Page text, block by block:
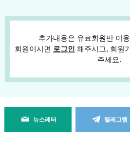
추가내용은 유료회원만 이
회원이시면 로그인 해주시고, 회원
주세요.
뉴스레터 텔레그램